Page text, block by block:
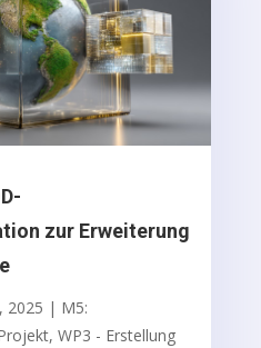
zur Erweiterung
2025 | M5:
, WP3 - Erstellung